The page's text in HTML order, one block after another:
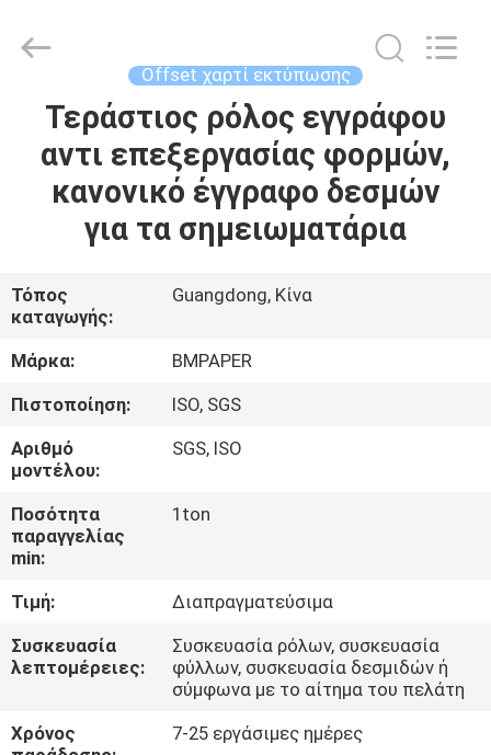
ΣΠΊΤΙ
ΠΡΟΪΌΝΤΑ
ΣΧΕΤΙΚΆ
ΜΕ
ΕΜΆΣ
ΕΠΙΣΚΕΨΉ
ΕΡΓΟΣΤΑΣΊΟΥ
ΈΛΕΓΧΟΣ
ΠΟΙΌΤΗΤΑΣ
ΕΠΙΚΟΙΝΩΝΉΣΤΕ
ΜΑΖΊ
BMPAPER
CO.,LTD.
Offset χαρτί εκτύπωσης
Τεράστιος ρόλος εγγράφου
αντι επεξεργασίας φορμών,
κανονικό έγγραφο δεσμών
για τα σημειωματάρια
Τόπος
καταγωγής:
Guangdong, Κίνα
Μάρκα:
BMPAPER
Πιστοποίηση:
ISO, SGS
Αριθμό
μοντέλου:
SGS, ISO
Ποσότητα
παραγγελίας
min:
1ton
Τιμή:
Διαπραγματεύσιμα
Συσκευασία
λεπτομέρειες:
Συσκευασία ρόλων, συσκευασία
φύλλων, συσκευασία δεσμιδών ή
σύμφωνα με το αίτημα του πελάτη
Χρόνος
7-25 εργάσιμες ημέρες